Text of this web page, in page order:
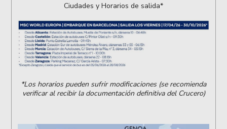
Ciudades y Horarios de salida*
*Los horarios pueden sufrir modificaciones (se recomienda
verificar al recibir la documentación definitiva del Crucero)